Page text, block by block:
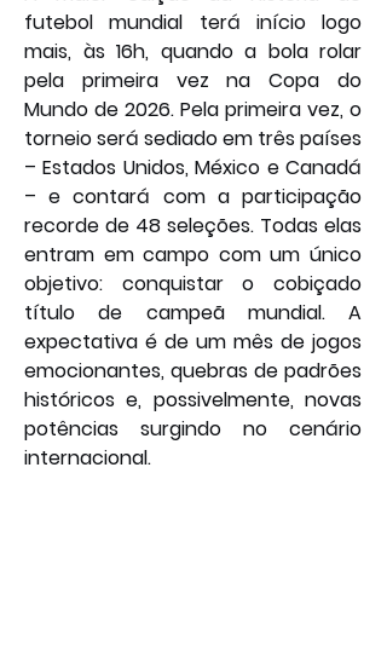
futebol mundial terá início logo
mais, às 16h, quando a bola rolar
pela primeira vez na Copa do
Mundo de 2026. Pela primeira vez, o
torneio será sediado em três países
– Estados Unidos, México e Canadá
– e contará com a participação
recorde de 48 seleções. Todas elas
entram em campo com um único
objetivo: conquistar o cobiçado
título de campeã mundial. A
expectativa é de um mês de jogos
emocionantes, quebras de padrões
históricos e, possivelmente, novas
potências surgindo no cenário
internacional.